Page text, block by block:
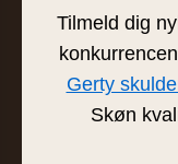
BUTIK &
Tværgade 8 · 8600
info@frejaskind.dk
CVR 12409036
Tilmeld dig
Gerty
Skøn